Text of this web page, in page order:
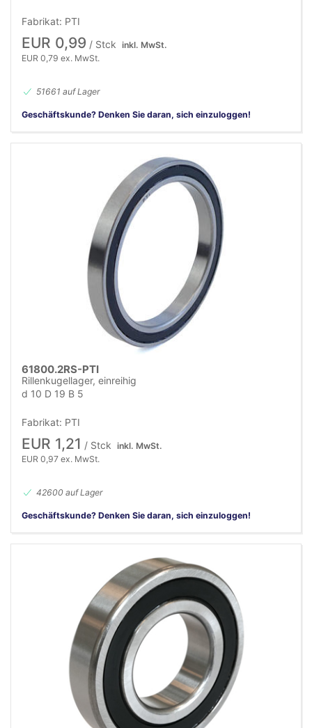
Fabrikat: PTI
EUR 0,99 / Stck inkl. MwSt.
EUR 0,79 ex. MwSt.
51661 auf Lager
Geschäftskunde? Denken Sie daran, sich einzuloggen!
61800.2RS-PTI
Rillenkugellager, einreihig
d 10 D 19 B 5
Fabrikat: PTI
EUR 1,21 / Stck inkl. MwSt.
EUR 0,97 ex. MwSt.
42600 auf Lager
Geschäftskunde? Denken Sie daran, sich einzuloggen!